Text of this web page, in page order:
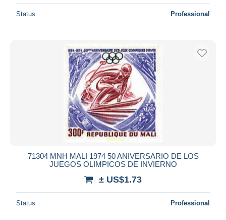
Status Professional
71304 MNH MALI 1974 50 ANIVERSARIO DE LOS
JUEGOS OLIMPICOS DE INVIERNO
± US$1.73
Status Professional